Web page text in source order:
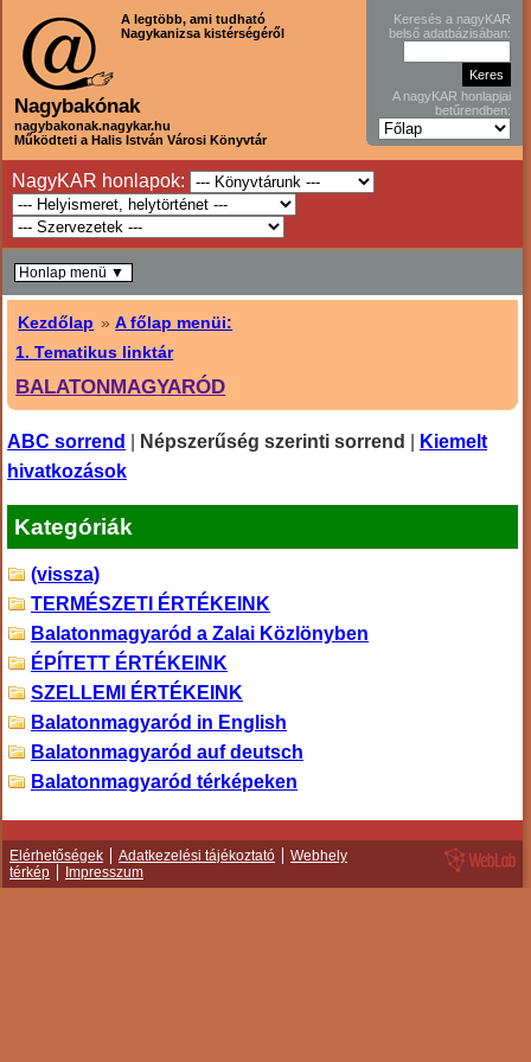
A legtöbb, ami tudható
Nagykanizsa kistérségéről
Nagybakónak
nagybakonak.nagykar.hu
Működteti a Halis István Városi Könyvtár
Keresés a nagyKAR
belső adatbázisában:
A nagyKAR honlapjai
betűrendben:
NagyKAR honlapok:
Kezdőlap »A főlap menüi:
1. Tematikus linktár
BALATONMAGYARÓD
ABC sorrend Népszerűség szerinti sorrend
Kiemelt
hivatkozások
Kategóriák
(vissza)
TERMÉSZETI ÉRTÉKEINK
Balatonmagyaród a Zalai Közlönyben
ÉPÍTETT ÉRTÉKEINK
SZELLEMI ÉRTÉKEINK
Balatonmagyaród in English
Balatonmagyaród auf deutsch
Balatonmagyaród térképeken
Honlap menü ▼
Elérhetőségek Adatkezelési tájékoztató
Webhely
térkép
Impresszum